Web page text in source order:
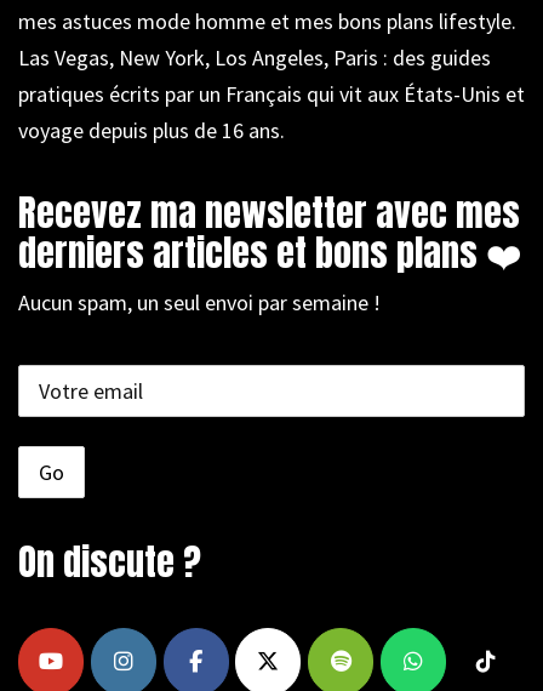
mes astuces mode homme et mes bons plans lifestyle.
Las Vegas, New York, Los Angeles, Paris : des guides
pratiques écrits par un Français qui vit aux États-Unis et
voyage depuis plus de 16 ans.
Recevez ma newsletter avec mes
derniers articles et bons plans ❤️
Aucun spam, un seul envoi par semaine !
On discute ?